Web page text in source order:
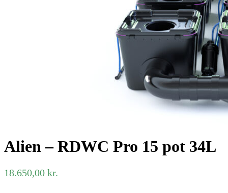
Alien – RDWC Pro 15 pot 34L
18.650,00 kr.